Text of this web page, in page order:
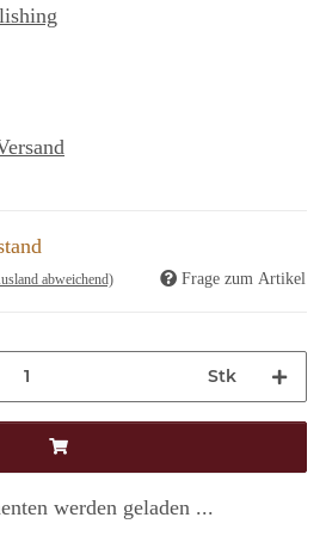
abweichend) Frage zum Artikel
Stk
werden geladen ...